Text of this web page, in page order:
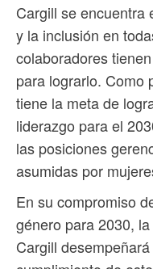
Cargill se encuentra
y la inclusión en
colaboradores
para lograrlo. Como
tiene la meta de
liderazgo para el
las posiciones
asumidas por
En su compromiso
género para 2030,
Cargill